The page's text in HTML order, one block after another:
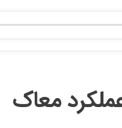
معاک